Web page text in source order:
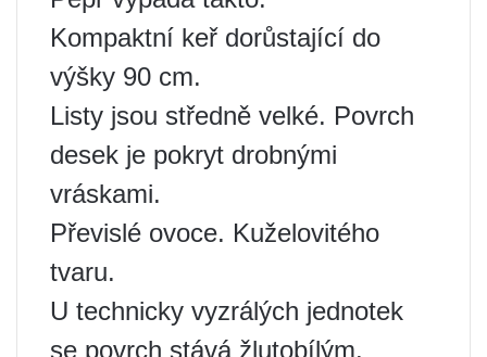
Kompaktní keř dorůstající do
výšky 90 cm.
Listy jsou středně velké. Povrch
desek je pokryt drobnými
vráskami.
Převislé ovoce. Kuželovitého
tvaru.
U technicky vyzrálých jednotek
se povrch stává žlutobílým.